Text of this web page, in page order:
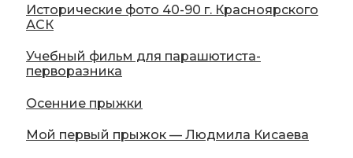
Исторические фото 40-90 г. Красноярского
АСК
Учебный фильм для парашютиста-
перворазника
Осенние прыжки
Мой первый прыжок — Людмила Кисаева